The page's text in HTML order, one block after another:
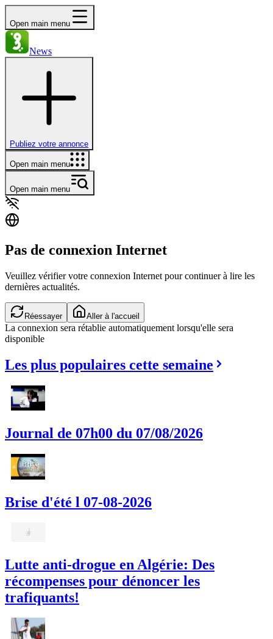
Open main menu
News
Publiez votre annonce
Open main menu
Open main menu
Pas de connexion Internet
Veuillez vérifier votre connexion Internet pour continuer à lire les
dernières actualités.
Réessayer Aller à l'accueil
La connexion sera rétablie automatiquement lorsqu'elle sera
disponible
Les plus populaires cette semaine
Journal de 07h00 du 07/08/2026
Brise d'été l 07-08-2026
Lutte anti-drogue en Algérie: Des
récompenses pour dénoncer les
trafiquants!